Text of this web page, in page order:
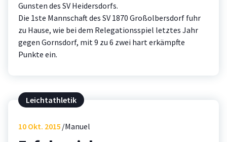
Gunsten des SV Heidersdorfs.
Die 1ste Mannschaft des SV 1870 Großolbersdorf fuhr
zu Hause, wie bei dem Relegationsspiel letztes Jahr
gegen Gornsdorf, mit 9 zu 6 zwei hart erkämpfte
Punkte ein.
Leichtathletik
10 Okt. 2015 Manuel